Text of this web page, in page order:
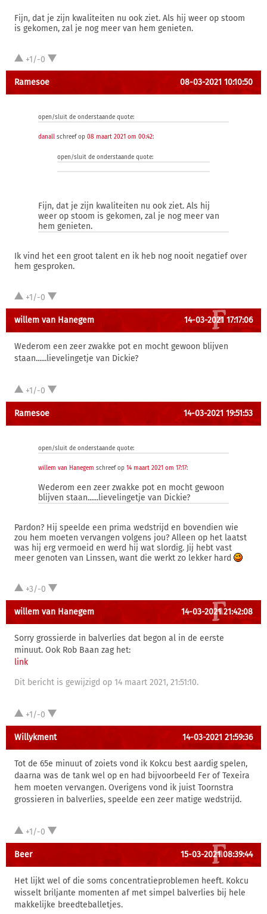
Fijn, dat je zijn kwaliteiten nu ook ziet. Als hij weer op stoom
is gekomen, zal je nog meer van hem genieten.
+1/-0
Ramesoe 08-03-2021 10:10:50
open/sluit de onderstaande quote:
danall schreef op 08 maart 2021 om 00:42:
open/sluit de onderstaande quote:
Fijn, dat je zijn kwaliteiten nu ook ziet. Als hij
weer op stoom is gekomen, zal je nog meer van
hem genieten.
Ik vind het een groot talent en ik heb nog nooit negatief over
hem gesproken.
+1/-0
willem van Hanegem 14-03-2021 17:17:06
Wederom een zeer zwakke pot en mocht gewoon blijven
staan......lievelingetje van Dickie?
+1/-0
Ramesoe 14-03-2021 19:51:53
open/sluit de onderstaande quote:
willem van Hanegem schreef op 14 maart 2021 om 17:17:
Wederom een zeer zwakke pot en mocht gewoon
blijven staan......lievelingetje van Dickie?
Pardon? Hij speelde een prima wedstrijd en bovendien wie
zou hem moeten vervangen volgens jou? Alleen op het laatst
was hij erg vermoeid en werd hij wat slordig. Jij hebt vast
meer genoten van Linssen, want die werkt zo lekker hard
+3/-0
willem van Hanegem 14-03-2021 21:42:08
Sorry grossierde in balverlies dat begon al in de eerste
minuut. Ook Rob Baan zag het:
link
Dit bericht is gewijzigd op 14 maart 2021, 21:51:10.
+1/-0
Willykment 14-03-2021 21:59:36
Tot de 65e minuut of zoiets vond ik Kokcu best aardig spelen,
daarna was de tank wel op en had bijvoorbeeld Fer of Texeira
hem moeten vervangen. Overigens vond ik juist Toornstra
grossieren in balverlies, speelde een zeer matige wedstrijd.
+1/-0
Beer 15-03-2021 08:39:44
Het lijkt wel of die soms concentratieproblemen heeft. Kokcu
wisselt briljante momenten af met simpel balverlies bij hele
makkelijke breedteballetjes.